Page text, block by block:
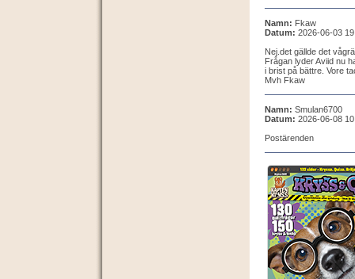
Namn: Fkaw
Datum: 2026-06-03
Nej.det gällde det
Frågan lyder Aviid nu
i brist på bättre. Vore
Mvh Fkaw
Namn: Smulan6700
Datum: 2026-06-08
Postärenden